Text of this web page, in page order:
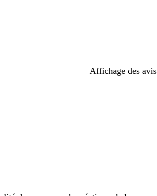
Affichage des avis